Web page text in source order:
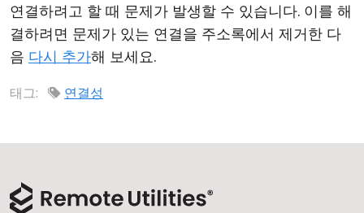
연결하려고 할 때 문제가 발생할 수 있습니다. 이를 해
결하려면 문제가 있는 연결을 주소록에서 제거한 다
음 다시 추가해 보세요.
태그: 연결성